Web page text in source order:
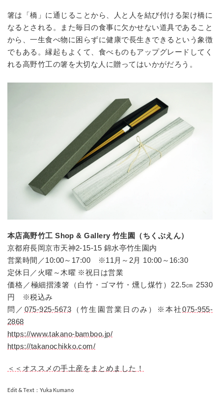
箸は「橋」に通じることから、人と人を結び付ける架け橋に
なるとされる。また毎日の食事に欠かせない道具であること
から、一生食べ物に困らずに健康で長生きできるという象徴
でもある。縁起もよくて、食べものもアップグレードしてく
れる高野竹工の箸を大切な人に贈ってはいかがだろう。
本店高野竹工 Shop & Gallery 竹生園（ちくぶえん）
京都府長岡京市天神2-15-15 錦水亭竹生園内
営業時間／10:00～ 17:00 ※11 月～ 2月 10:00 ～ 16:30
定休日／火曜～木曜 ※祝日は営業
価格／極細摺漆箸（白竹・ゴマ竹・燻し煤竹） 22.5㎝ 2530
円 ※税込み
問／ 075-925-5673（竹生園営業日のみ）※本社075-955-
2868
https://www.takano-bamboo.jp/
https://takanochikko.com/
＜＜オススメの手土産をまとめました！
Edit & Text：Yuka Kumano